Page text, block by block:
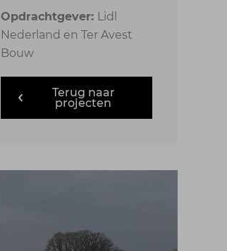
Opdrachtgever: Lidl
Nederland en Ter Avest
Bouw
Terug naar
projecten